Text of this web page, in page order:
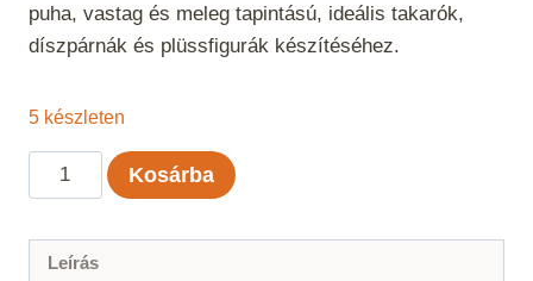
puha, vastag és meleg tapintású, ideális takarók,
díszpárnák és plüssfigurák készítéséhez.
5 készleten
Nako
Teddy
6964
Kosárba
Leírás